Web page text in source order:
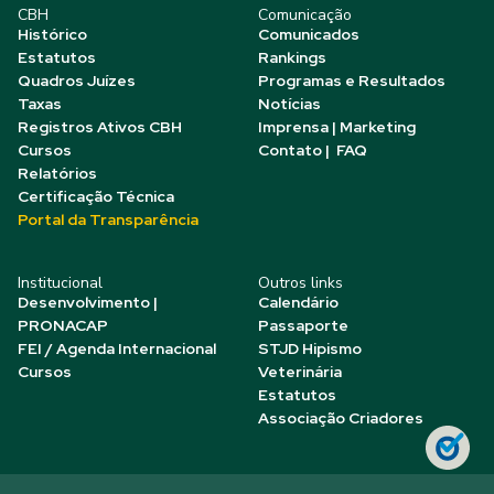
CBH
Histórico
Estatutos
Quadros Juízes
Taxas
Registros Ativos CBH
Cursos
Relatórios
Certificação Técnica
Portal da Transparência
Comunicação
Comunicados
Rankings
Programas e Resultados
Notícias
Imprensa | Marketing
Contato | FAQ
Institucional
Desenvolvimento |
PRONACAP
FEI / Agenda Internacional
Cursos
Outros links
Calendário
Passaporte
STJD Hipismo
Veterinária
Estatutos
Associação Criadores